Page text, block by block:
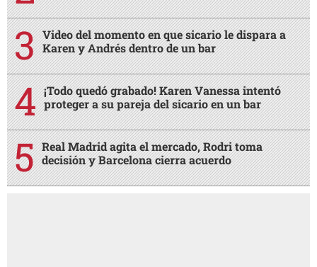
Video del momento en que sicario le dispara a
Karen y Andrés dentro de un bar
¡Todo quedó grabado! Karen Vanessa intentó
proteger a su pareja del sicario en un bar
Real Madrid agita el mercado, Rodri toma
decisión y Barcelona cierra acuerdo